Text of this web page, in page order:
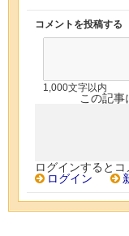
コメントを投稿する
1,000文字以内
この記事
ログインするとコ
ログイン